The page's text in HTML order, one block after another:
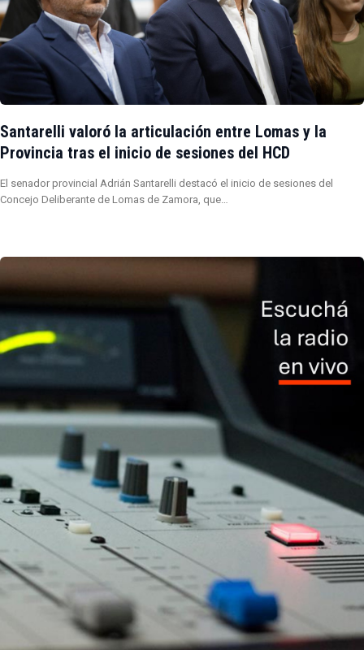
Santarelli valoró la articulación entre Lomas y la
Provincia tras el inicio de sesiones del HCD
El senador provincial Adrián Santarelli destacó el inicio de sesiones del
Concejo Deliberante de Lomas de Zamora, que…